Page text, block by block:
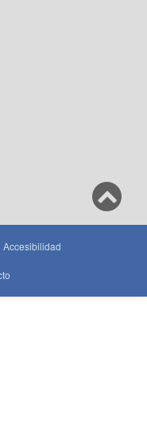
Accesibilidad